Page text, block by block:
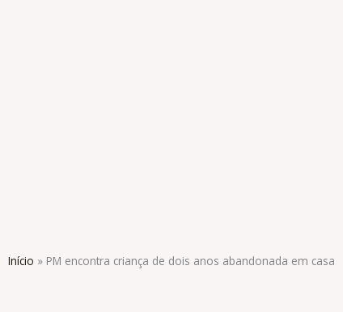
Início » PM encontra criança de dois anos abandonada em casa